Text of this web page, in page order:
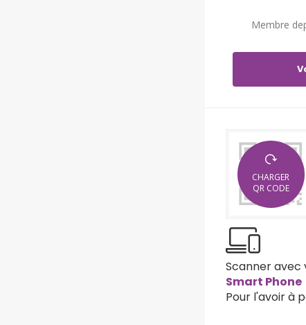
Membre
CHARGER
QR CODE
Scanner avec
Smart Phone
Pour l'avoir à